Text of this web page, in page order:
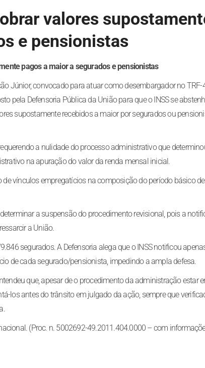
valores
e pensionistas
pagos a maior a segurados e pensionistas
Júnior, convocado para atuar como desembargador no
pela Defensoria Pública da União para que o INSS se
supostamente recebidos a maior por segurados ou
a nulidade do processo administrativo que
na apuração do valor da renda mensal inicial.
de vínculos empregatícios na composição do período básico
a suspensão do procedimento revisional, pois a
a União.
segurados. A Defensoria alega que o INSS notificou
de cada segurado/pensionista, impedindo a ampla defesa.
que, apesar de o procedimento da administração estar
los antes do trânsito em julgado da ação, sempre que
(Proc. n. 5002692-49.2011.404.0000 – com